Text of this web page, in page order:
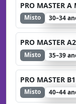
PRO MASTER
Misto 30–34
PRO MASTER
Misto 35–39
PRO MASTER
Misto 40–44